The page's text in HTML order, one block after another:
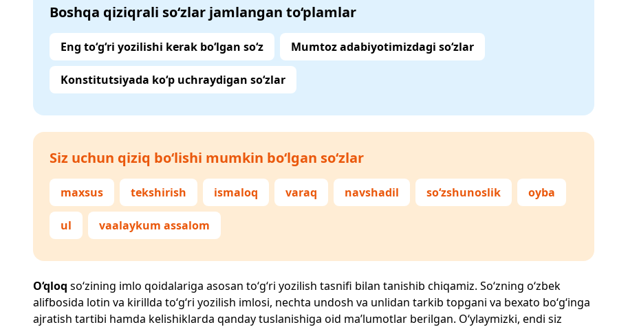
Boshqa qiziqrali so‘zlar jamlangan to‘plamlar
Eng to‘g‘ri yozilishi kerak bo‘lgan so‘z Mumtoz adabiyotimizdagi so‘zlar
Konstitutsiyada ko‘p uchraydigan so‘zlar
Siz uchun qiziq bo‘lishi mumkin bo‘lgan so‘zlar
maxsus tekshirish ismaloq varaq navshadil so‘zshunoslik oyba
ul vaalaykum assalom
O‘qloq so‘zining imlo qoidalariga asosan to‘g‘ri yozilish tasnifi bilan tanishib chiqamiz. So‘zning o‘zbek
alifbosida lotin va kirillda to‘g‘ri yozilish imlosi, nechta undosh va unlidan tarkib topgani va bexato bo‘g‘inga
ajratish tartibi hamda kelishiklarda qanday tuslanishiga oid ma’lumotlar berilgan. O‘ylaymizki, endi siz